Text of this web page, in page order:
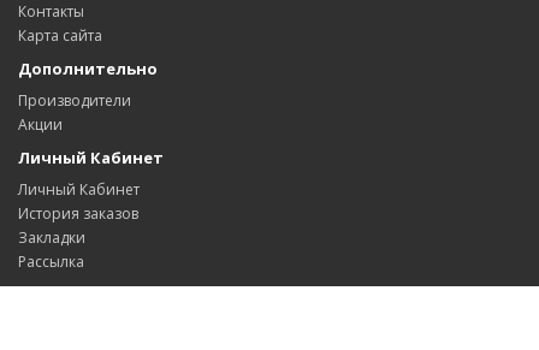
Контакты
Карта сайта
Дополнительно
Производители
Акции
Личный Кабинет
Личный Кабинет
История заказов
Закладки
Рассылка